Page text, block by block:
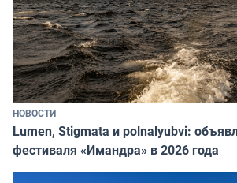
НОВОСТИ
Lumen, Stigmata и polnalyubvi:
фестиваля «Имандра» в 2026 года